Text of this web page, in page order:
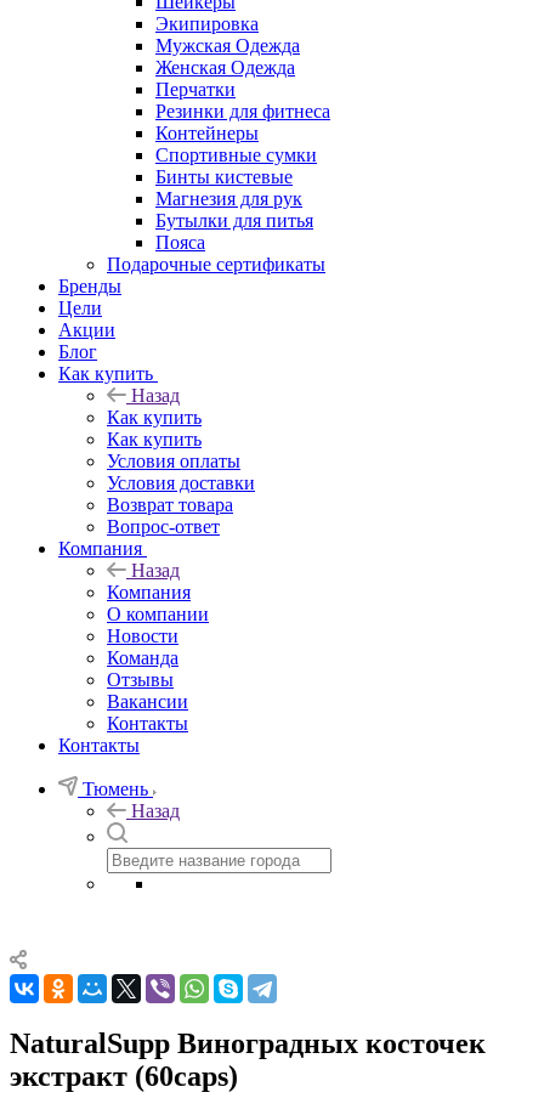
Экипировка
Мужская Одежда
Женская Одежда
Перчатки
Резинки для фитнеса
Контейнеры
Спортивные сумки
Бинты кистевые
Магнезия для рук
Бутылки для питья
Пояса
Подарочные сертификаты
Бренды
Цели
Акции
Блог
Как купить
Назад
Как купить
Как купить
Условия оплаты
Условия доставки
Возврат товара
Вопрос-ответ
Компания
Назад
Компания
О компании
Новости
Команда
Отзывы
Вакансии
Контакты
Контакты
Тюмень
Назад
NaturalSupp Виноградных косточек
экстракт (60caps)